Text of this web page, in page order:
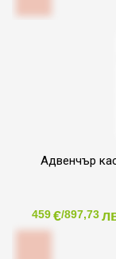
Адвенчър
459€/897,73